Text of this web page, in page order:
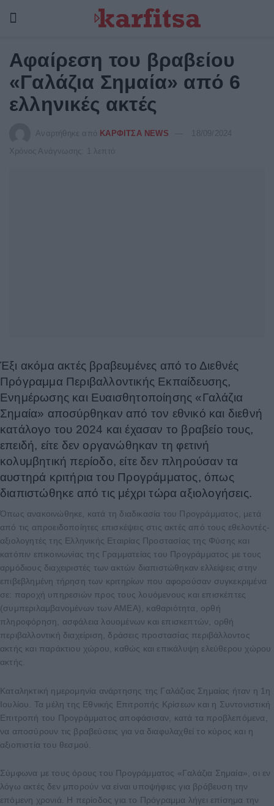
Αφαίρεση του βραβείου
«Γαλάζια Σημαία» από 6
ελληνικές ακτές
Αναρτήθηκε από ΚΑΡΦΙΤΣΑ NEWS
Χρόνος Ανάγνωσης: 1 λεπτό
Έξι ακόμα ακτές βραβευμένες από το Διεθνές
Πρόγραμμα Περιβαλλοντικής Εκπαίδευσης,
Ενημέρωσης και Ευαισθητοποίησης «Γαλάζια
Σημαία» αποσύρθηκαν από τον εθνικό και διεθνή
κατάλογο του 2024 και έχασαν το βραβείο τους,
επειδή, είτε δεν οργανώθηκαν τη φετινή
κολυμβητική περίοδο, είτε δεν πληρούσαν τα
αυστηρά κριτήρια του Προγράμματος, όπως
διαπιστώθηκε από τις μέχρι τώρα αξιολογήσεις.
Όπως ανακοινώθηκε, κατά τη διαδικασία του Προγράμματος, μετά
από τις απροειδοποίητες επισκέψεις στις ακτές από τους εθελοντές-
αξιολογητές της Ελληνικής Εταιρίας Προστασίας της Φύσης και
κατόπιν επικοινωνίας της Γραμματείας του Προγράμματος με τους
αρμόδιους διαχειριστές των ακτών διαπιστώθηκαν ελλείψεις στην
επιβεβλημένη τήρηση των κριτηρίων που αφορούσαν συγκεκριμένα
σε: παροχή υπηρεσιών προς τους λουόμενους και επισκέπτες
(συμπεριλαμβανομένων των ΑΜΕΑ), καθαριότητα, ορθή
πληροφόρηση, ασφάλεια λουομένων και επισκεπτών, ορθή
περιβαλλοντική διαχείριση, δράσεις προστασίας περιβάλλοντος
ακτής και παράκτιου χώρου, καθώς και επικάλυψη ελεύθερου χώρου
ακτής.
Καταληκτική ημερομηνία ανάρτησης της Γαλάζιας Σημαίας ήταν η 1η
Ιουλίου. Τα μέλη της Εθνικής Επιτροπής Κρίσεων και η Συντονιστική
Επιτροπή του Προγράμματος αποφάσισαν, κατά τα προβλεπόμενα,
να αποσύρουν τις βραβεύσεις για να διαφυλαχθεί το κύρος και η
αξιοπιστία του θεσμού.
Σύμφωνα με τους όρους του Προγράμματος «Γαλάζια Σημαία», οι εν
λόγω ακτές δεν μπορούν να είναι υποψήφιες για βράβευση την
επόμενη χρονιά. Η περίοδος για το Πρόγραμμα λήγει επίσημα την